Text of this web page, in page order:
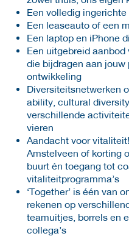
Een volledig
Een leaseauto of een
Een laptop en iPhone
Een uitgebreid
die bijdragen aan
ontwikkeling
Diversiteitsnetwerken
ability, cultural
verschillende
vieren
Aandacht voor
Amstelveen of korting
buurt én toegang tot
vitaliteitprogramma’s
‘Together’ is één van
rekenen op
teamuitjes, borrels en
collega’s